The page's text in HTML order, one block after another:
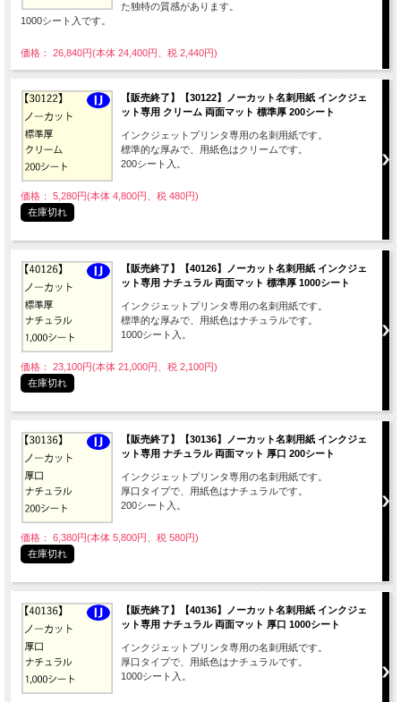
た独特の質感があります。
1000シート入です。
価格： 26,840円(本体 24,400円、税 2,440円)
【販売終了】【30122】ノーカット名刺用紙 インクジェ
ット専用 クリーム 両面マット 標準厚 200シート
インクジェットプリンタ専用の名刺用紙です。
標準的な厚みで、用紙色はクリームです。
200シート入。
価格： 5,280円(本体 4,800円、税 480円)
在庫切れ
【販売終了】【40126】ノーカット名刺用紙 インクジェ
ット専用 ナチュラル 両面マット 標準厚 1000シート
インクジェットプリンタ専用の名刺用紙です。
標準的な厚みで、用紙色はナチュラルです。
1000シート入。
価格： 23,100円(本体 21,000円、税 2,100円)
在庫切れ
【販売終了】【30136】ノーカット名刺用紙 インクジェ
ット専用 ナチュラル 両面マット 厚口 200シート
インクジェットプリンタ専用の名刺用紙です。
厚口タイプで、用紙色はナチュラルです。
200シート入。
価格： 6,380円(本体 5,800円、税 580円)
在庫切れ
【販売終了】【40136】ノーカット名刺用紙 インクジェ
ット専用 ナチュラル 両面マット 厚口 1000シート
インクジェットプリンタ専用の名刺用紙です。
厚口タイプで、用紙色はナチュラルです。
1000シート入。